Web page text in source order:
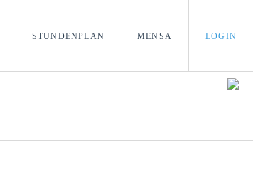
STUNDENPLAN MENSA LOGIN